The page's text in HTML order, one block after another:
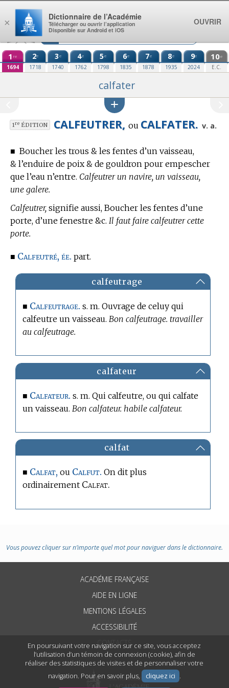
En poursuivant votre navigation sur ce site, vous acceptez
l’utilisation d’un témoin de connexion (cookie), afin de
réaliser des statistiques de visites et de personnaliser votre
navigation. Pour en savoir plus,
cliquez ici .
Aller au contenu
1 re
1694
2e
1718
3e
1740
4e
1762
5e
1798
6e
1835
7e
1878
8e
1935
9e
2024
10e
E.C.
calfater
1reÉDITION CALFEUTRER, ou CALFATER. v. a.
■ Boucher les trous & les fentes d’un vaisseau,
& l’enduire de poix & de gouldron pour empescher
que l’eau n’entre. Calfeutrer un navire, un vaisseau,
une galere.
Calfeutrer, signifie aussi, Boucher les fentes d’une
porte, d’une fenestre &c. Il faut faire calfeutrer cette
porte.
■ Calfeutré, ée. part.
calfeutrage
■ Calfeutrage. s. m. Ouvrage de celuy qui
calfeutre un vaisseau. Bon calfeutrage. travailler
au calfeutrage.
calfateur
■ Calfateur. s. m. Qui calfeutre, ou qui calfate
un vaisseau. Bon calfateur. habile calfateur.
calfat
■ Calfat, ou Calfut. On dit plus
ordinairement Calfat.
Vous pouvez cliquer sur n’importe quel mot pour naviguer dans le dictionnaire.
ACADÉMIE FRANÇAISE
AIDE EN LIGNE
MENTIONS LÉGALES
ACCESSIBILITÉ
CONTACTS
×
Dictionnaire de l’Académie
Télécharger ou ouvrir l’application
Disponible sur Android et iOS
OUVRIR